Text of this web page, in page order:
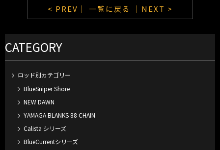
< PREV｜ 一覧に戻る ｜NEXT >
CATEGORY
ロッド別カテゴリー
BlueSniper Shore
NEW DAWN
YAMAGA BLANKS 88 CHAIN
Calista シリーズ
BlueCurrentシリーズ